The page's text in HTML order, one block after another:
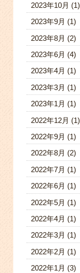
2023年10月 (1)
2023年9月 (1)
2023年8月 (2)
2023年6月 (4)
2023年4月 (1)
2023年3月 (1)
2023年1月 (1)
2022年12月 (1)
2022年9月 (1)
2022年8月 (2)
2022年7月 (1)
2022年6月 (1)
2022年5月 (1)
2022年4月 (1)
2022年3月 (1)
2022年2月 (1)
2022年1月 (3)